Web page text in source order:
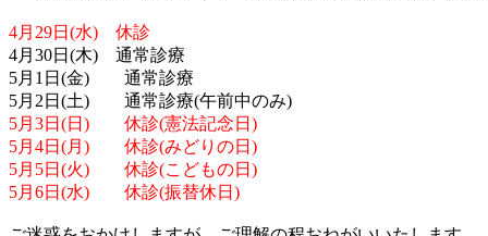
4月29日(水) 休診
4月30日(木) 通常診療
5月1日(金) 通常診療
5月2日(土) 通常診療(午前中のみ)
5月3日(日) 休診(憲法記念日)
5月4日(月) 休診(みどりの日)
5月5日(火) 休診(こどもの日)
5月6日(水) 休診(振替休日)